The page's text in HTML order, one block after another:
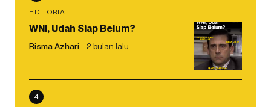
EDITORIAL
WNI, Udah Siap Belum?
Risma Azhari 2 bulan lalu
4